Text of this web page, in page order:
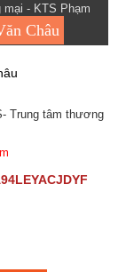
- KTS Phạm
Châu
Trung tâm thương